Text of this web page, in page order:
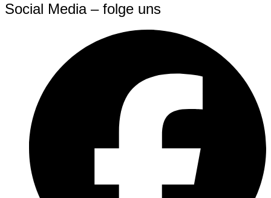
Social Media – folge uns